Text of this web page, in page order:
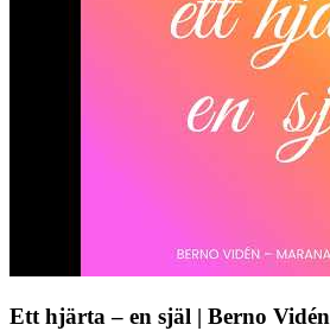
Ett hjärta – en själ | Berno Vidén